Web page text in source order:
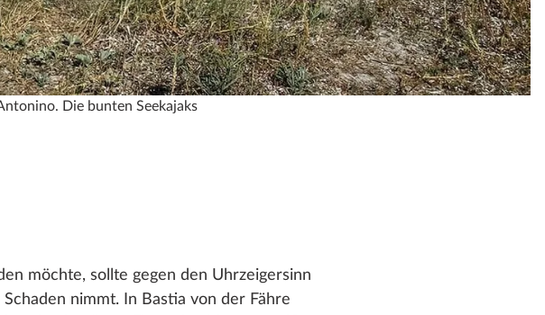
Die bunten Seekajaks
möchte, sollte gegen den Uhrzeigersinn
nimmt. In Bastia von der Fähre